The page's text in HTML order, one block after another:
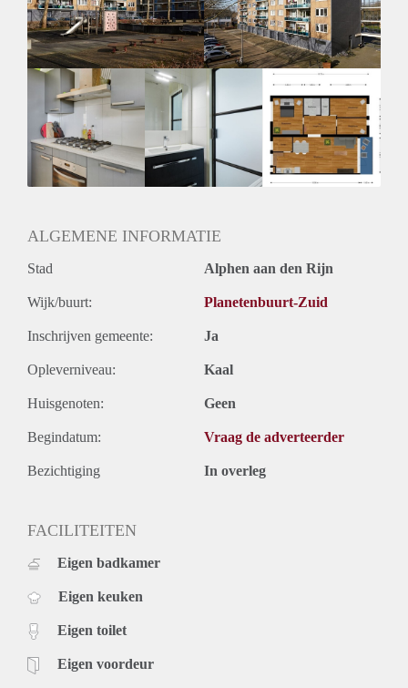
ALGEMENE INFORMATIE
Stad Alphen aan den Rijn
Wijk/buurt: Planetenbuurt-Zuid
Inschrijven gemeente: Ja
Opleverniveau: Kaal
Huisgenoten: Geen
Begindatum: Vraag de adverteerder
Bezichtiging In overleg
FACILITEITEN
Eigen badkamer
Eigen keuken
Eigen toilet
Eigen voordeur